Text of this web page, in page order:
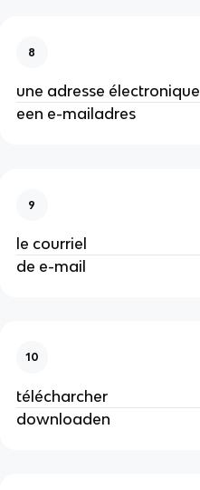
8
une adresse électronique
een e-mailadres
9
le courriel
de e-mail
10
télécharcher
downloaden